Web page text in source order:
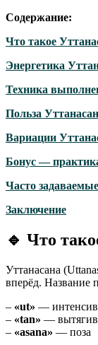
Содержание:
Что такое
Энергетика
Техника
Польза
Вариации
Бонус —
Часто
Заключение
🔹 Что
Уттанасана
вперёд. Название
– «ut» —
– «tan» —
– «asana» — поза